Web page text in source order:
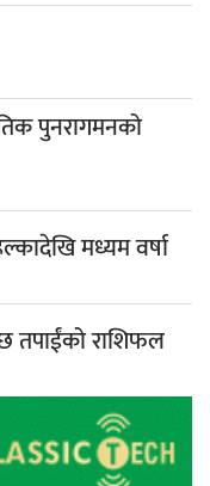
पुनरागमनको
मध्यम वर्षा
तपाईंको राशिफल